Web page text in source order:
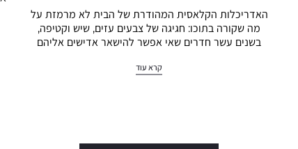
האדריכלות הקלאסית המהודרת של הבית לא מרמזת על
מה שקורה בתוכו: חגיגה של צבעים עזים, שיש וקטיפה,
בשנים עשר חדרים שאי אפשר להישאר אדישים אליהם
קרא עוד